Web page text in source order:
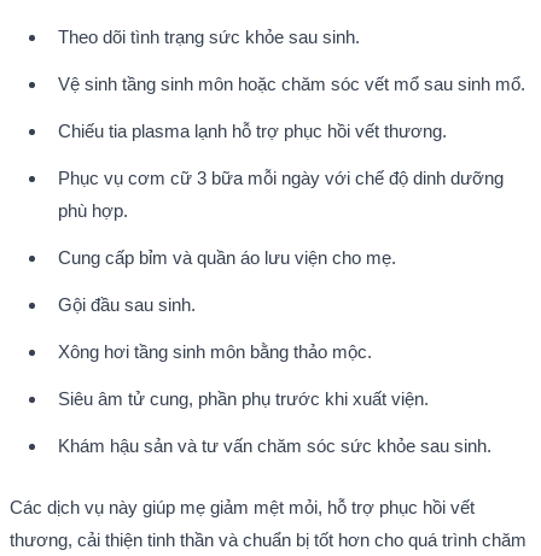
Theo dõi tình trạng sức khỏe sau sinh.
Vệ sinh tầng sinh môn hoặc chăm sóc vết mổ sau sinh mổ.
Chiếu tia plasma lạnh hỗ trợ phục hồi vết thương.
Phục vụ cơm cữ 3 bữa mỗi ngày với chế độ dinh dưỡng
phù hợp.
Cung cấp bỉm và quần áo lưu viện cho mẹ.
Gội đầu sau sinh.
Xông hơi tầng sinh môn bằng thảo mộc.
Siêu âm tử cung, phần phụ trước khi xuất viện.
Khám hậu sản và tư vấn chăm sóc sức khỏe sau sinh.
Các dịch vụ này giúp mẹ giảm mệt mỏi, hỗ trợ phục hồi vết
thương, cải thiện tinh thần và chuẩn bị tốt hơn cho quá trình chăm